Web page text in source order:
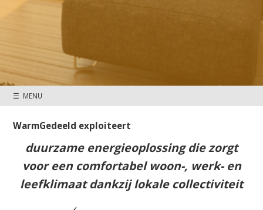
☰ MENU
WarmGedeeld exploiteert
duurzame energieoplossing die zorgt
voor een comfortabel woon-, werk- en
leefklimaat dankzij lokale collectiviteit
Share-Energy
visie op duurzaam
www.Share-Energy.nl
Edisonstraat 68a
6902 PK Zevenaar
+31 (0)85 3036383
info@WarmGedeeld.nl